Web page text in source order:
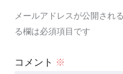
メールアドレスが公開され
る欄は必須項目です
コメント ※